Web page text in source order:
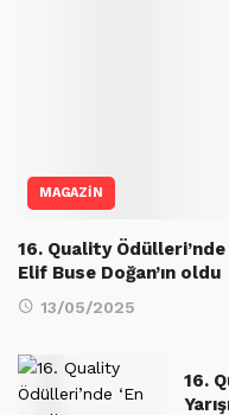
MAGAZİN
16. Quality Ödülleri’nde
Elif Buse Doğan’ın oldu
13/05/2025
16.